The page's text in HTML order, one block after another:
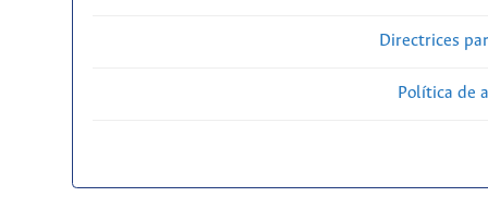
Directrices
Política de